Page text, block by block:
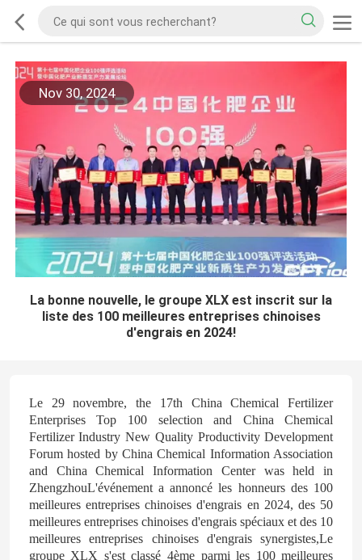
Nov 30, 2024
La bonne nouvelle, le groupe XLX est inscrit sur la
liste des 100 meilleures entreprises chinoises
d'engrais en 2024!
Le 29 novembre, the 17th China Chemical Fertilizer
Enterprises Top 100 selection and China Chemical
Fertilizer Industry New Quality Productivity Development
Forum hosted by China Chemical Information Association
and China Chemical Information Center was held in
ZhengzhouL'événement a annoncé les honneurs des 100
meilleures entreprises chinoises d'engrais en 2024, des 50
meilleures entreprises chinoises d'engrais spéciaux et des 10
meilleures entreprises chinoises d'engrais synergistes,Le
groupe XLX s'est classé 4ème parmi les 100 meilleures